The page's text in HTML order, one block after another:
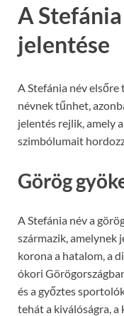
A
jelentése
A Stefánia név
névnek tűnhet,
jelentés rejlik, amely
szimbólumait
Görög
A Stefánia név a
származik, amelynek
korona a hatalom, a
ókori
és a győztes
tehát a kiválóságra, a